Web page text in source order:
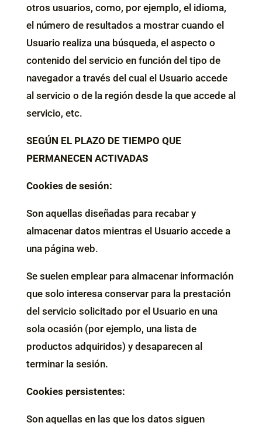
otros usuarios, como, por ejemplo, el idioma,
el número de resultados a mostrar cuando el
Usuario realiza una búsqueda, el aspecto o
contenido del servicio en función del tipo de
navegador a través del cual el Usuario accede
al servicio o de la región desde la que accede al
servicio, etc.
SEGÚN EL PLAZO DE TIEMPO QUE
PERMANECEN ACTIVADAS
Cookies de sesión:
Son aquellas diseñadas para recabar y
almacenar datos mientras el Usuario accede a
una página web.
Se suelen emplear para almacenar información
que solo interesa conservar para la prestación
del servicio solicitado por el Usuario en una
sola ocasión (por ejemplo, una lista de
productos adquiridos) y desaparecen al
terminar la sesión.
Cookies persistentes:
Son aquellas en las que los datos siguen